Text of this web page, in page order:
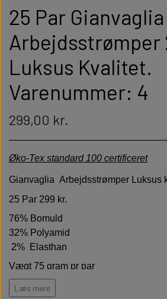
25 Par Gianvaglia
Arbejdsstrømper
Luksus Kvalitet.
Varenummer: 4
299,00 kr.
Øko-Tex standard 100 certificeret
Gianvaglia Arbejdsstrømper Luksus
25 Par 299 kr.
76% Bomuld
32% Polyamid
2% Elasthan
Vægt 75 gram pr par
Høj kvalitet er bløde behagelige
Læs mere